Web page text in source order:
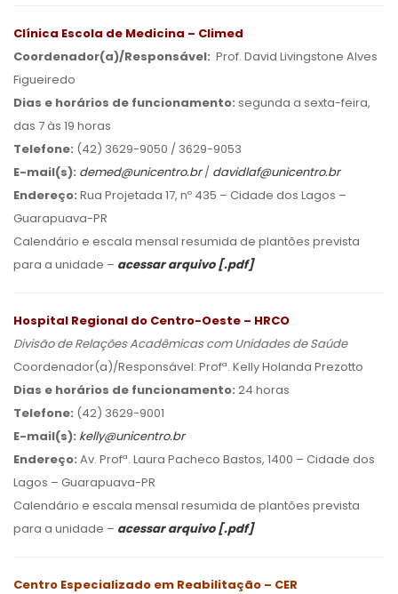
Clínica Escola de Medicina – Climed
Coordenador(a)/Responsável: Prof. David Livingstone Alves
Figueiredo
Dias e horários de funcionamento: segunda a sexta-feira,
das 7 às 19 horas
Telefone: (42) 3629-9050 / 3629-9053
E-mail(s): demed@unicentro.br/ davidlaf@unicentro.br
Endereço: Rua Projetada 17, nº 435 – Cidade dos Lagos –
Guarapuava-PR
Calendário e escala mensal resumida de plantões prevista
para a unidade – acessar arquivo [.pdf]
Hospital Regional do Centro-Oeste – HRCO
Divisão de Relações Acadêmicas com Unidades de Saúde
Coordenador(a)/Responsável: Profª. Kelly Holanda Prezotto
Dias e horários de funcionamento: 24 horas
Telefone: (42) 3629-9001
E-mail(s): kelly@unicentro.br
Endereço: Av. Profª. Laura Pacheco Bastos, 1400 – Cidade dos
Lagos – Guarapuava-PR
Calendário e escala mensal resumida de plantões prevista
para a unidade – acessar arquivo [.pdf]
Centro Especializado em Reabilitação – CER